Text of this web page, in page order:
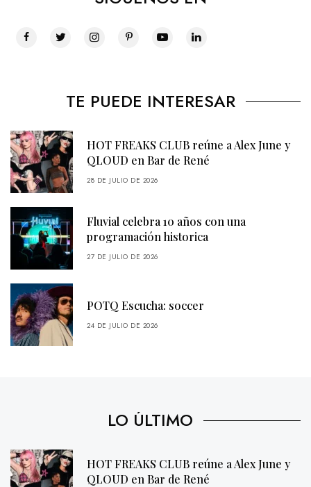
TE PUEDE INTERESAR
HOT FREAKS CLUB reúne a Alex June y
QLOUD en Bar de René
28 DE JULIO DE 2026
Fluvial celebra 10 años con una
programación historica
27 DE JULIO DE 2026
POTQ Escucha: soccer
24 DE JULIO DE 2026
LO ÚLTIMO
HOT FREAKS CLUB reúne a Alex June y
QLOUD en Bar de René